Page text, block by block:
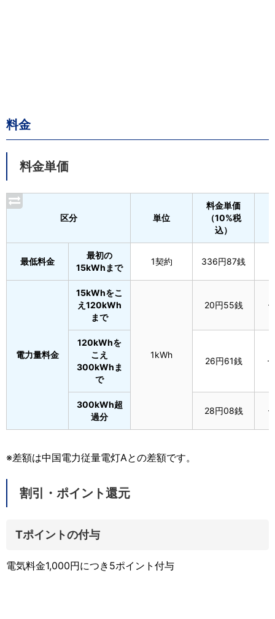
料金
料金単価
区分 単位
料金単価
（10%税
込）
最低料金
最初の
15kWhまで
1契約 336円87銭
電力量料金
15kWhをこ
え120kWh
まで
1kWh
20円55銭 -
120kWhを
こえ
300kWhま
で
26円61銭 -
300kWh超
過分
28円08銭 -
※差額は中国電力従量電灯Aとの差額です。
割引・ポイント還元
Tポイントの付与
電気料金1,000円につき5ポイント付与